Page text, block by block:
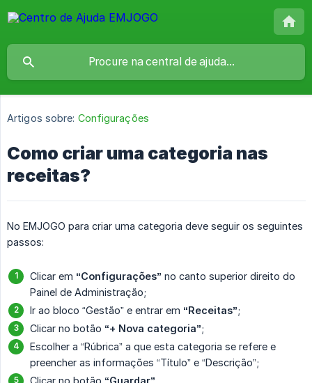
Artigos sobre: Configurações
Como criar uma categoria nas
receitas?
No EMJOGO para criar uma categoria deve seguir os seguintes
passos:
Clicar em “Configurações” no canto superior direito do
Painel de Administração;
Ir ao bloco “Gestão” e entrar em “Receitas”;
Clicar no botão “+ Nova categoria”;
Escolher a “Rúbrica” a que esta categoria se refere e
preencher as informações “Título” e “Descrição”;
Clicar no botão “Guardar”.